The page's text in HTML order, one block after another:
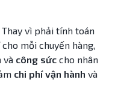
Thay vì phải tính toán
cho mỗi chuyến hàng,
và công sức cho nhân
chi phí vận hành và